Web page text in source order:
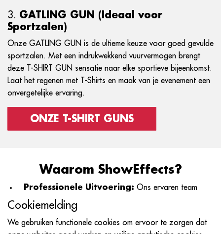
3. GATLING GUN (Ideaal voor
Sportzalen)
Onze GATLING GUN is de ultieme keuze voor goed gevulde
sportzalen. Met een indrukwekkend vuurvermogen brengt
deze T-SHIRT GUN sensatie naar elke sportieve bijeenkomst.
Laat het regenen met T-Shirts en maak van je evenement een
onvergetelijke ervaring.
ONZE T-SHIRT GUNS
Waarom ShowEffects?
Professionele Uitvoering: Ons ervaren team
zorgt voor een vlekkeloze uitvoering, zodat jij je kunt
concentreren op het genieten van je evenement.
Aanpasbare Opties: Kies uit onze verschillende
Cookiemelding
We gebruiken functionele cookies om ervoor te zorgen dat